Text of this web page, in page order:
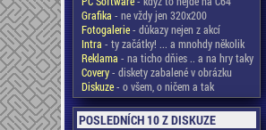
Grafika - ne vždy jen 320x200
Fotogalerie- důkazy nejen z akcí
Intra - ty začátky! ... a mnohdy několik
Reklama - na ticho dňies .. a na hry taky
Covery- diskety zabalené v obrázku
Diskuze- o všem, o ničem a tak
POSLEDNÍCH 10 Z DISKUZE